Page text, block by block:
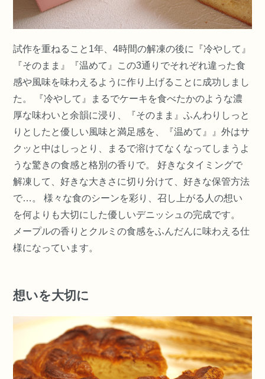
試作を重ねること1年、4時間の解凍の後に『冷やして』
『そのまま』『温めて』この3通りでそれぞれ違った食
感や風味を味わえるように作り上げることに成功しまし
た。 『冷やして』まるでケーキを食べたかのような濃
厚な味わいと余韻に浸り、『そのまま』ふんわりしっと
りとしたと優しい風味と満足感を、『温めて』』外はサ
クッと中はしっとり、まるで溶けてなくなってしまうよ
うな驚きの食感と格別の香りで。 好きなタイミングで
解凍して、好きな大きさに切り分けて、好きな保管方法
で…。 様々な食のシーンを彩り、召し上がる人の想い
を何よりも大切にした優しいデニッシュの完成です。
メープルの香りとクルミの食感をふんだんに味わえる仕
様になっています。
想いを大切に